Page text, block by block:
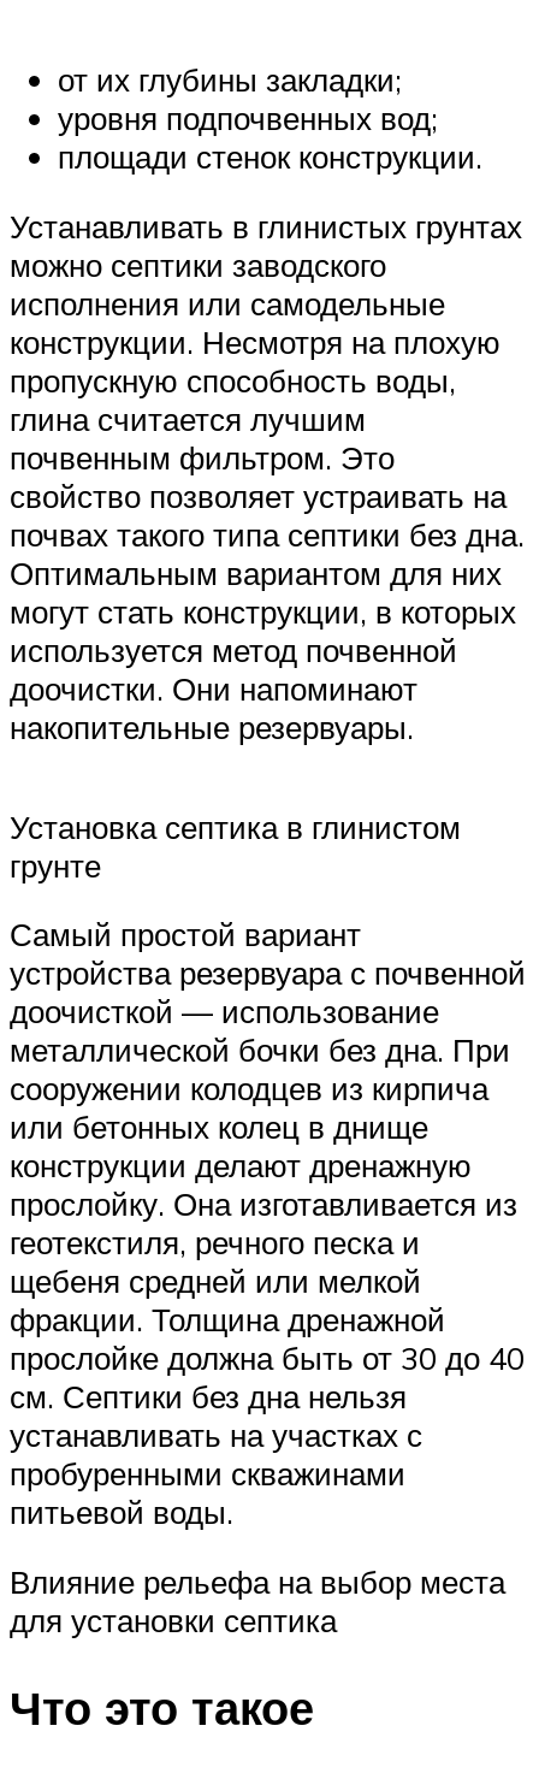
от их глубины закладки;
уровня подпочвенных вод;
площади стенок конструкции.
Устанавливать в глинистых грунтах
можно септики заводского
исполнения или самодельные
конструкции. Несмотря на плохую
пропускную способность воды,
глина считается лучшим
почвенным фильтром. Это
свойство позволяет устраивать на
почвах такого типа септики без дна.
Оптимальным вариантом для них
могут стать конструкции, в которых
используется метод почвенной
доочистки. Они напоминают
накопительные резервуары.
Установка септика в глинистом
грунте
Самый простой вариант
устройства резервуара с почвенной
доочисткой — использование
металлической бочки без дна. При
сооружении колодцев из кирпича
или бетонных колец в днище
конструкции делают дренажную
прослойку. Она изготавливается из
геотекстиля, речного песка и
щебеня средней или мелкой
фракции. Толщина дренажной
прослойке должна быть от 30 до 40
см. Септики без дна нельзя
устанавливать на участках с
пробуренными скважинами
питьевой воды.
Влияние рельефа на выбор места
для установки септика
Что это такое